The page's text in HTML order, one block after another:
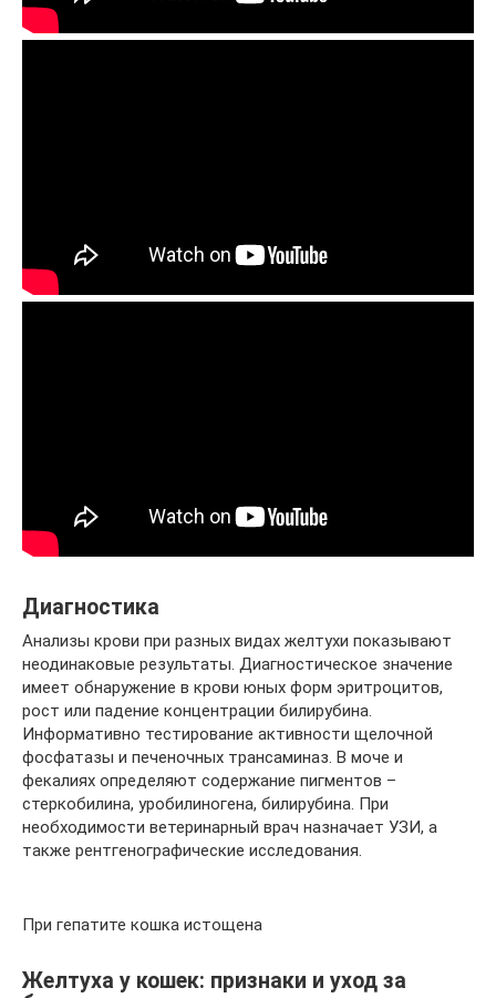
Диагностика
Анализы крови при разных видах желтухи показывают
неодинаковые результаты. Диагностическое значение
имеет обнаружение в крови юных форм эритроцитов,
рост или падение концентрации билирубина.
Информативно тестирование активности щелочной
фосфатазы и печеночных трансаминаз. В моче и
фекалиях определяют содержание пигментов –
стеркобилина, уробилиногена, билирубина. При
необходимости ветеринарный врач назначает УЗИ, а
также рентгенографические исследования.
При гепатите кошка истощена
Желтуха у кошек: признаки и уход за